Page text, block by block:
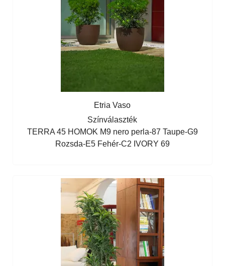
Etria Vaso
Színválaszték
TERRA 45 HOMOK M9 nero perla-87 Taupe-G9
Rozsda-E5 Fehér-C2 IVORY 69